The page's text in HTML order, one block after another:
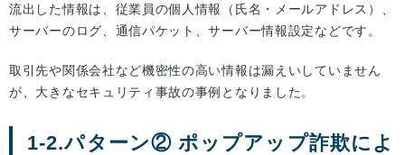
流出した情報は、従業員の個人情報（氏名・メールアドレス）、
サーバーのログ、通信パケット、サーバー情報設定などです。
取引先や関係会社など機密性の高い情報は漏えいしていません
が、大きなセキュリティ事故の事例となりました。
1-2.パターン② ポップアップ詐欺によ